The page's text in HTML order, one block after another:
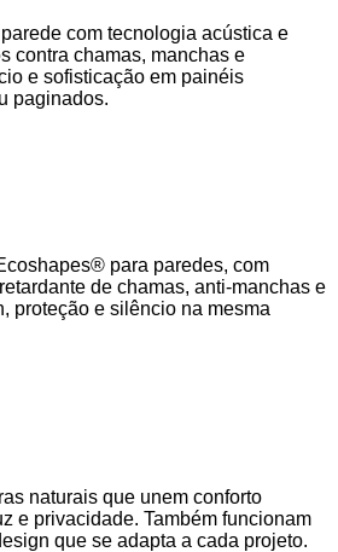
com tecnologia acústica e
contra chamas, manchas e
e sofisticação em painéis
paginados.
para paredes, com
de chamas, anti-manchas e
proteção e silêncio na mesma
naturais que unem conforto
e privacidade. Também funcionam
que se adapta a cada projeto.